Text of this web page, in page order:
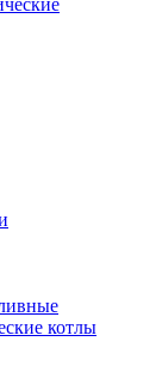
котлы